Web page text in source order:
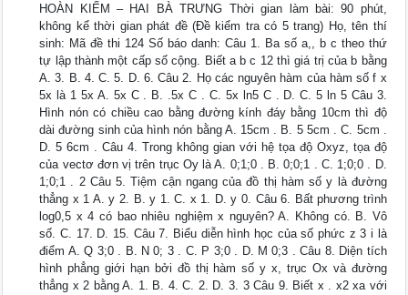
HOÀN KIẾM – HAI BÀ TRƯNG Thời gian làm bài: 90 phút,
không kể thời gian phát đề (Đề kiểm tra có 5 trang) Họ, tên thí
sinh: Mã đề thi 124 Số báo danh: Câu 1. Ba số a,, b c theo thứ
tự lập thành một cấp số cộng. Biết a b c 12 thì giá trị của b bằng
A. 3. B. 4. C. 5. D. 6. Câu 2. Họ các nguyên hàm của hàm số f x
5x là 1 5x A. 5x C . B. .5x C . C. 5x ln5 C . D. C. 5 ln 5 Câu 3.
Hình nón có chiều cao bằng đường kính đáy bằng 10cm thì độ
dài đường sinh của hình nón bằng A. 15cm . B. 5 5cm . C. 5cm .
D. 5 6cm . Câu 4. Trong không gian với hệ tọa độ Oxyz, tọa độ
của vectơ đơn vị trên trục Oy là A. 0;1;0 . B. 0;0;1 . C. 1;0;0 . D.
1;0;1 . 2 Câu 5. Tiệm cận ngang của đồ thị hàm số y là đường
thẳng x 1 A. y 2. B. y 1. C. x 1. D. y 0. Câu 6. Bất phương trình
log0,5 x 4 có bao nhiêu nghiệm x nguyên? A. Không có. B. Vô
số. C. 17. D. 15. Câu 7. Biểu diễn hình học của số phức z 3 i là
điểm A. Q 3;0 . B. N 0; 3 . C. P 3;0 . D. M 0;3 . Câu 8. Diện tích
hình phẳng giới hạn bởi đồ thị hàm số y x, trục Ox và đường
thẳng x 2 bằng A. 1. B. 4. C. 2. D. 3. 3 Câu 9. Biết x . x2 xa với